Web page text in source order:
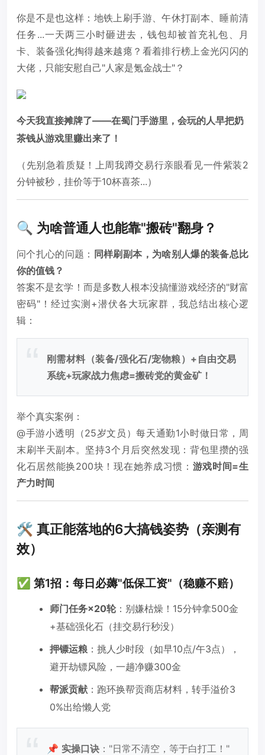
你是不是也这样：地铁上刷手游、午休打副本、睡前清
任务...一天两三小时砸进去，钱包却被首充礼包、月
卡、装备强化掏得越来越瘪？看着排行榜上金光闪闪的
大佬，只能安慰自己"人家是氪金战士"？
今天我直接摊牌了——在蜀门手游里，会玩的人早把奶
茶钱从游戏里赚出来了！
（先别急着质疑！上周我蹲交易行亲眼看见一件紫装2
分钟被秒，挂价等于10杯喜茶...）
🔍 为啥普通人也能靠"搬砖"翻身？
问个扎心的问题： 同样刷副本，为啥别人爆的装备总比
你的值钱？
答案不是玄学！而是多数人根本没搞懂游戏经济的"财富
密码"！经过实测+潜伏各大玩家群，我总结出核心逻
辑：
刚需材料（装备/强化石/宠物粮）+自由交易
系统+玩家战力焦虑=搬砖党的黄金矿！
举个真实案例：
@手游小透明（25岁文员）每天通勤1小时做日常，周
末刷半天副本。坚持3个月后突然发现：背包里攒的强
化石居然能换200块！现在她养成习惯： 游戏时间=生
产力时间
🛠️ 真正能落地的6大搞钱姿势（亲测有
效）
✅ 第1招：每日必薅"低保工资"（稳赚不赔）
师门任务×20轮：别嫌枯燥！15分钟拿500金
+基础强化石（挂交易行秒没）
押镖运粮 ：挑人少时段（如早10点/午3点），
避开劫镖风险，一趟净赚300金
帮派贡献 ：跑环换帮贡商店材料，转手溢价3
0%出给懒人党
📌 实操口诀 ："日常不清空，等于白打工！"